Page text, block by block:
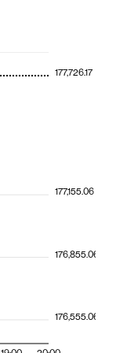
do Fed e
176,555.06
176,855.06
177,155.06
177,726.17